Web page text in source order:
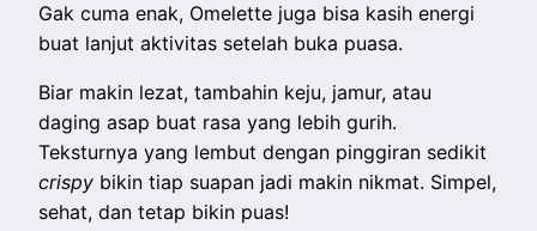
Gak cuma enak, Omelette juga bisa kasih energi
buat lanjut aktivitas setelah buka puasa.
Biar makin lezat, tambahin keju, jamur, atau
daging asap buat rasa yang lebih gurih.
Teksturnya yang lembut dengan pinggiran sedikit
crispy bikin tiap suapan jadi makin nikmat. Simpel,
sehat, dan tetap bikin puas!